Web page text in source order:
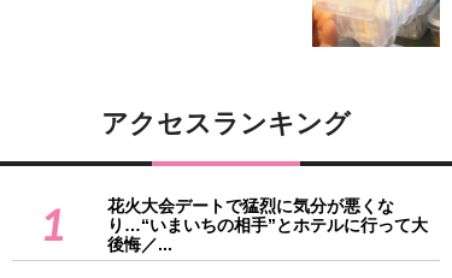
アクセスランキング
1
花火大会デートで猛烈に気分が悪くな
り…“いまいちの相手”とホテルに行って大
後悔／...